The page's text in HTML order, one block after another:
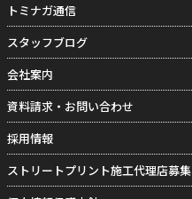
トミナガ通信
スタッフブログ
会社案内
資料請求・お問い合わせ
採用情報
ストリートプリント施工代理店募集